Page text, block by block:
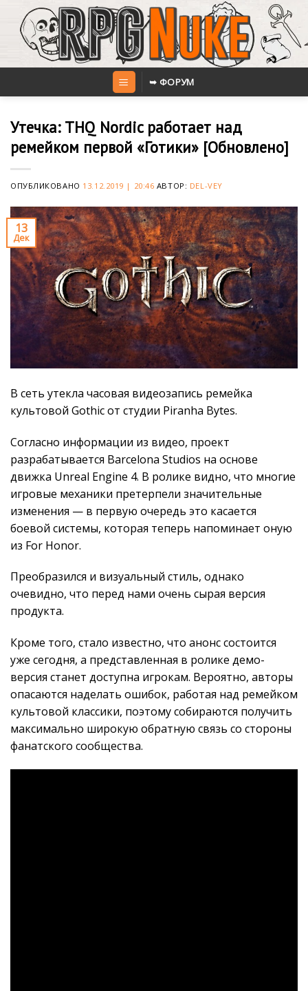
content
➥ ФОРУМ
Утечка: THQ Nordic работает над
ремейком первой «Готики» [Обновлено]
ОПУБЛИКОВАНО 13.12.2019 | 20:46 АВТОР: DEL-VEY
13
Дек
В сеть утекла часовая видеозапись ремейка
культовой Gothic от студии Piranha Bytes.
Согласно информации из видео, проект
разрабатывается Barcelona Studios на основе
движка Unreal Engine 4. В ролике видно, что многие
игровые механики претерпели значительные
изменения — в первую очередь это касается
боевой системы, которая теперь напоминает оную
из For Honor.
Преобразился и визуальный стиль, однако
очевидно, что перед нами очень сырая версия
продукта.
Кроме того, стало известно, что анонс состоится
уже сегодня, а представленная в ролике демо-
версия станет доступна игрокам. Вероятно, авторы
опасаются наделать ошибок, работая над ремейком
культовой классики, поэтому собираются получить
максимально широкую обратную связь со стороны
фанатского сообщества.